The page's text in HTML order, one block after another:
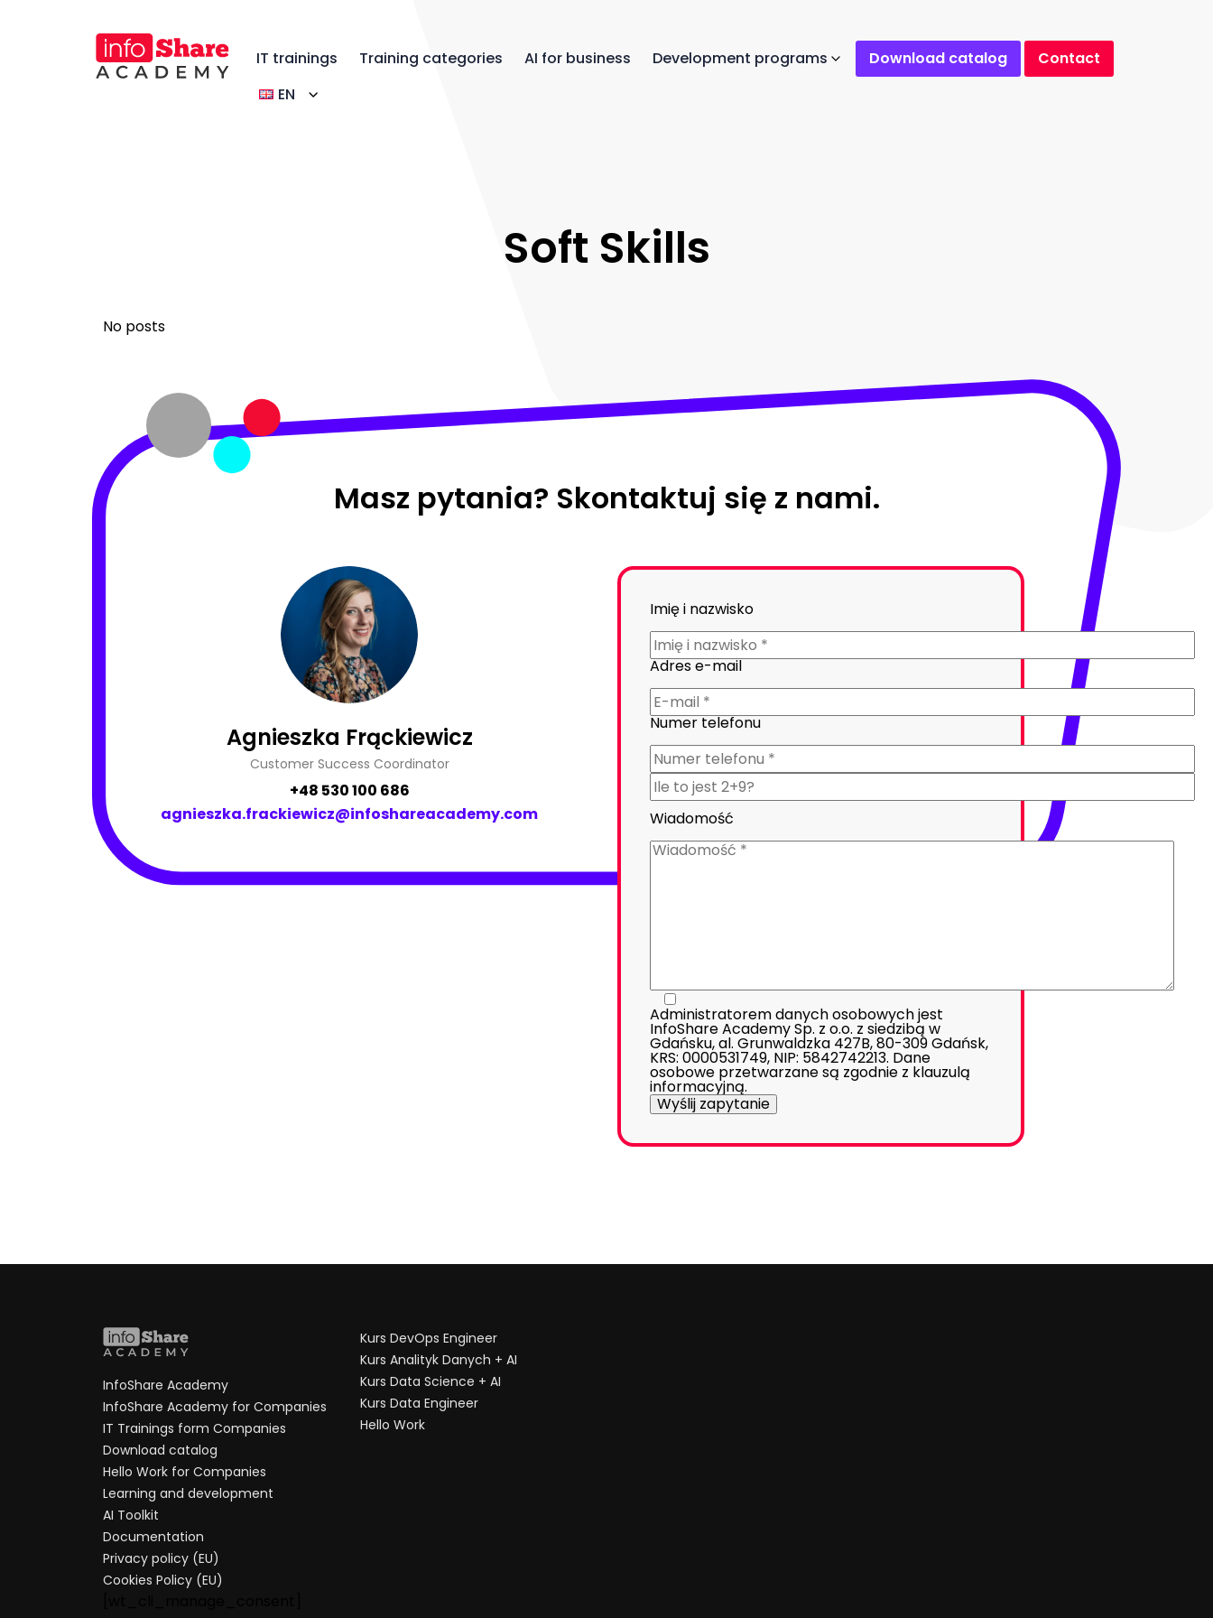
IT trainings Training categories AI for business Development programs Download catalog
Contact
EN
Soft Skills
No posts
Masz pytania? Skontaktuj się z nami.
Agnieszka Frąckiewicz
Customer Success Coordinator
+48 530 100 686
agnieszka.frackiewicz@infoshareacademy.com
Imię i nazwisko
Adres e-mail
Numer telefonu
Wiadomość
Administratorem danych osobowych jest
InfoShare Academy Sp. z o.o. z siedzibą w
Gdańsku, al. Grunwaldzka 427B, 80-309 Gdańsk,
KRS: 0000531749, NIP: 5842742213. Dane
osobowe przetwarzane są zgodnie z klauzulą
informacyjną.
InfoShare Academy
InfoShare Academy for Companies
IT Trainings form Companies
Download catalog
Hello Work for Companies
Learning and development
AI Toolkit
Documentation
Privacy policy (EU)
Cookies Policy (EU)
Kurs DevOps Engineer
Kurs Analityk Danych + AI
Kurs Data Science + AI
Kurs Data Engineer
Hello Work